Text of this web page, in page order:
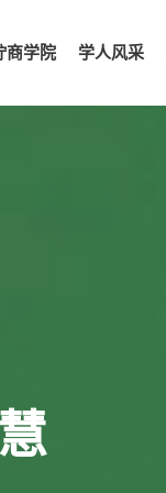
商学院 学人风采